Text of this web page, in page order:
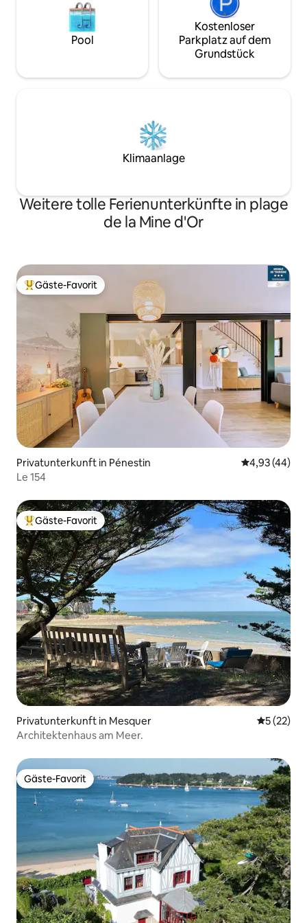
Pool
Kostenloser
Parkplatz auf dem
Grundstück
Klimaanlage
Weitere tolle Ferienunterkünfte in plage
de la Mine d'Or
Beliebter Gäste-Favorit.
Gäste-Favorit
Privatunterkunft in Pénestin
4,93 (44)
Le 154
Beliebter Gäste-Favorit.
Gäste-Favorit
Privatunterkunft in Mesquer
5 (22)
Architektenhaus am Meer.
Gäste-Favorit
Gäste-Favorit